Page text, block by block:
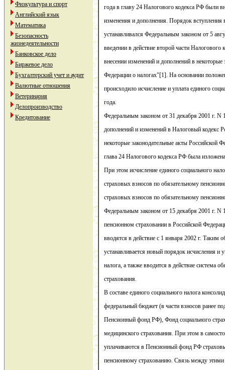
Физкультура и спорт
Английский язык
Математика
Безопасность
жизнедеятельности
Банковское дело
Биржевое дело
Бухгалтерский учет и аудит
Валютные отношения
Ветеринария
Делопроизводство
Кредитование
года в главу 24 Налогового кодекса РФ были
изменения и дополнения. Порядок вступления
устанавливался Федеральным законом от 5
введении в действие второй части Налогового
внесении изменений и дополнений в некоторые
Федерации о налогах"[1]. На основании
происходило исчисление и уплата единого
года.
Федеральным законом от 31 декабря 2001 г.
дополнений и изменений в Налоговый кодекс
некоторые законодательные акты Российской
глава 24 Налогового кодекса РФ была
При этом исчисление единого социального
страховых взносов по обязательному
страховых взносов по обязательному
Федеральным законом от 15 декабря 2001 г.
пенсионном страховании в Российской
вводятся в действие с 1 января 2002 г. Таким
устанавливается новый порядок исчисления и
налога, а также вводится в действие система
страхования.
В составе единого социального налога
федеральный бюджет (в части взносов ранее
Пенсионный фонд РФ), Фонд социального
медицинского страхования. При этом в
уплачиваются в Пенсионный фонд РФ
пенсионному страхованию. Связь между